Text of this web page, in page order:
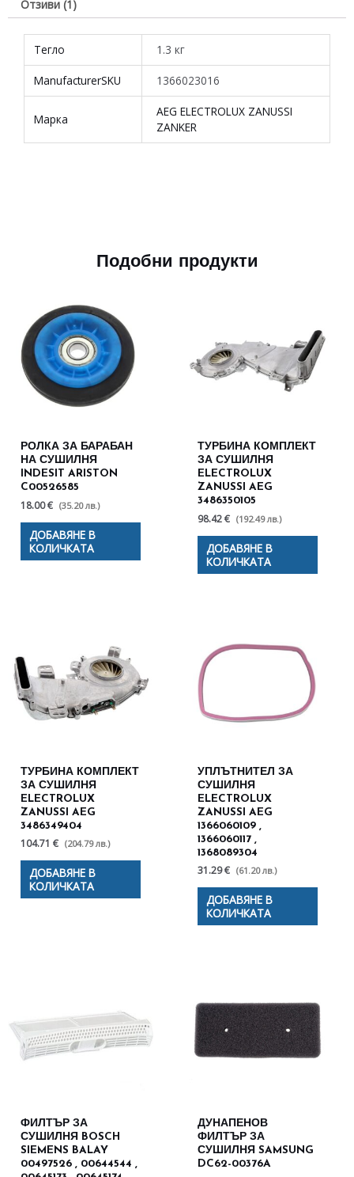
Отзиви (1)
Тегло 1.3 кг
ManufacturerSKU 1366023016
Марка
AEG ELECTROLUX ZANUSSI
ZANKER
Подобни продукти
РОЛКА ЗА БАРАБАН
НА СУШИЛНЯ
INDESIT ARISTON
C00526585
18.00 € (35.20 лв.)
ДОБАВЯНЕ В
КОЛИЧКАТА
ТУРБИНА КОМПЛЕКТ
ЗА СУШИЛНЯ
ELECTROLUX
ZANUSSI AEG
3486350105
98.42 € (192.49 лв.)
ДОБАВЯНЕ В
КОЛИЧКАТА
ТУРБИНА КОМПЛЕКТ
ЗА СУШИЛНЯ
ELECTROLUX
ZANUSSI AEG
3486349404
104.71 € (204.79 лв.)
ДОБАВЯНЕ В
КОЛИЧКАТА
УПЛЪТНИТЕЛ ЗА
СУШИЛНЯ
ELECTROLUX
ZANUSSI AEG
1366060109 ,
1366060117 ,
1368089304
31.29 € (61.20 лв.)
ДОБАВЯНЕ В
КОЛИЧКАТА
ФИЛТЪР ЗА
СУШИЛНЯ BOSCH
SIEMENS BALAY
00497526 , 00644544 ,
ДУНАПЕНОВ
ФИЛТЪР ЗА
СУШИЛНЯ SAMSUNG
DC62-00376A